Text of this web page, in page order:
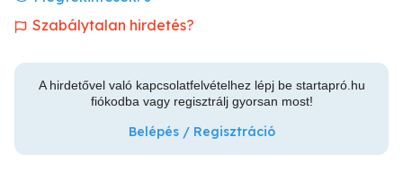
Szabálytalan hirdetés?
A hirdetővel való kapcsolatfelvételhez lépj be startapró.hu
fiókodba vagy regisztrálj gyorsan most!
Belépés / Regisztráció